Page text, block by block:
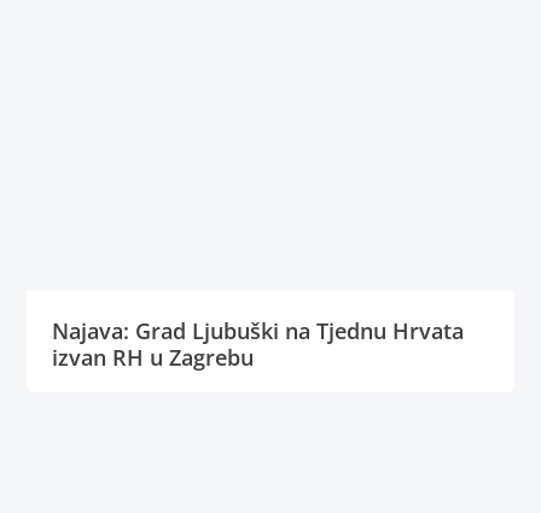
Najava: Grad Ljubuški na Tjednu Hrvata
izvan RH u Zagrebu